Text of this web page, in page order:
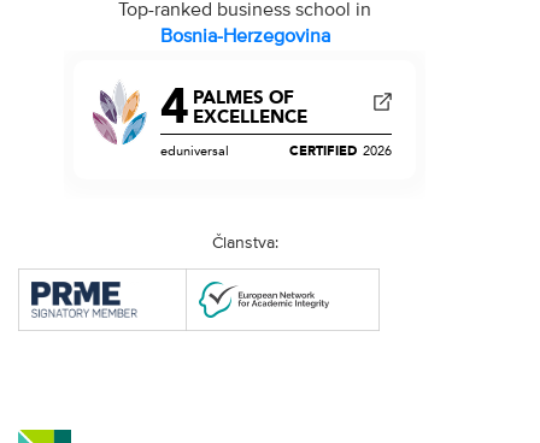
Top-ranked business school in
Bosnia-Herzegovina
Članstva: